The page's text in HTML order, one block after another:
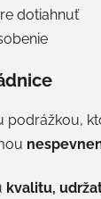
dotiahnuť
podrážkou,
kvalitu,